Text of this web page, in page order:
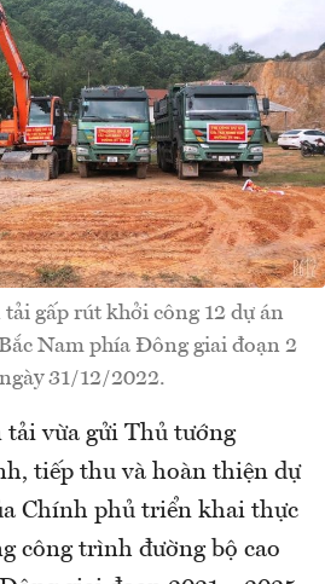
gấp rút khởi công 12 dự án
Nam phía Đông giai đoạn 2
31/12/2022.
tải vừa gửi Thủ tướng
tiếp thu và hoàn thiện dự
Chính phủ triển khai thực
công trình đường bộ cao